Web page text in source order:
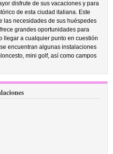
disfrute de sus vacaciones y para
de esta ciudad italiana. Este
las necesidades de sus huéspedes
grandes oportunidades para
llegar a cualquier punto en cuestión
encuentran algunas instalaciones
mini golf, así como campos